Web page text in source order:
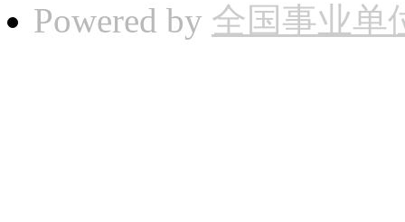
Powered by 全国事业单